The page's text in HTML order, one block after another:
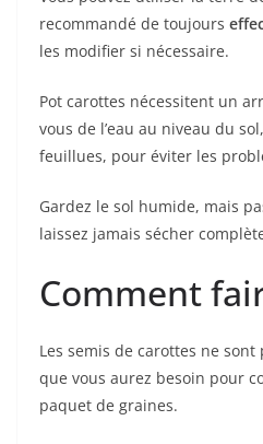
recommandé de toujours
les modifier si nécessaire.
Pot carottes nécessitent un
vous de l’eau au niveau du
feuillues, pour éviter les
Gardez le sol humide, mais
laissez jamais sécher
Comment
Les semis de carottes ne
que vous aurez besoin pour
paquet de graines.